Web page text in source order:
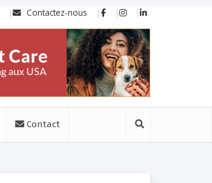
Contactez-nous
Contact